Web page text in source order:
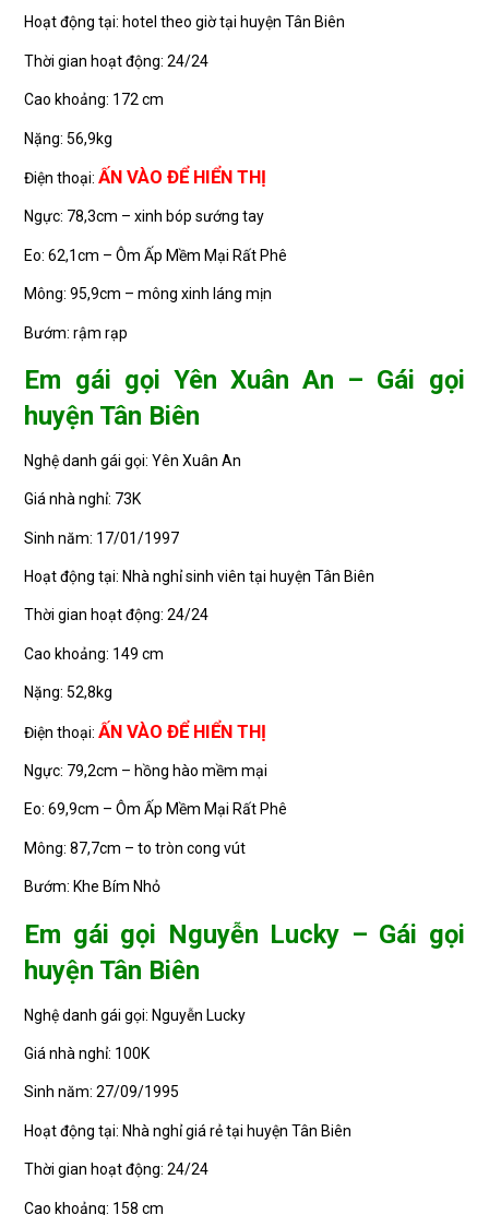
Hoạt động tại: hotel theo giờ tại huyện Tân Biên
Thời gian hoạt động: 24/24
Cao khoảng: 172 cm
Nặng: 56,9kg
Điện thoại:ẤN VÀO ĐỂ HIỂN THỊ
Ngực: 78,3cm – xinh bóp sướng tay
Eo: 62,1cm – Ôm Ấp Mềm Mại Rất Phê
Mông: 95,9cm – mông xinh láng mịn
Bướm: rậm rạp
Em gái gọi Yên Xuân An – Gái gọi
huyện Tân Biên
Nghệ danh gái gọi: Yên Xuân An
Giá nhà nghỉ: 73K
Sinh năm: 17/01/1997
Hoạt động tại: Nhà nghỉ sinh viên tại huyện Tân Biên
Thời gian hoạt động: 24/24
Cao khoảng: 149 cm
Nặng: 52,8kg
Điện thoại:ẤN VÀO ĐỂ HIỂN THỊ
Ngực: 79,2cm – hồng hào mềm mại
Eo: 69,9cm – Ôm Ấp Mềm Mại Rất Phê
Mông: 87,7cm – to tròn cong vút
Bướm: Khe Bím Nhỏ
Em gái gọi Nguyễn Lucky – Gái gọi
huyện Tân Biên
Nghệ danh gái gọi: Nguyễn Lucky
Giá nhà nghỉ: 100K
Sinh năm: 27/09/1995
Hoạt động tại: Nhà nghỉ giá rẻ tại huyện Tân Biên
Thời gian hoạt động: 24/24
Cao khoảng: 158 cm